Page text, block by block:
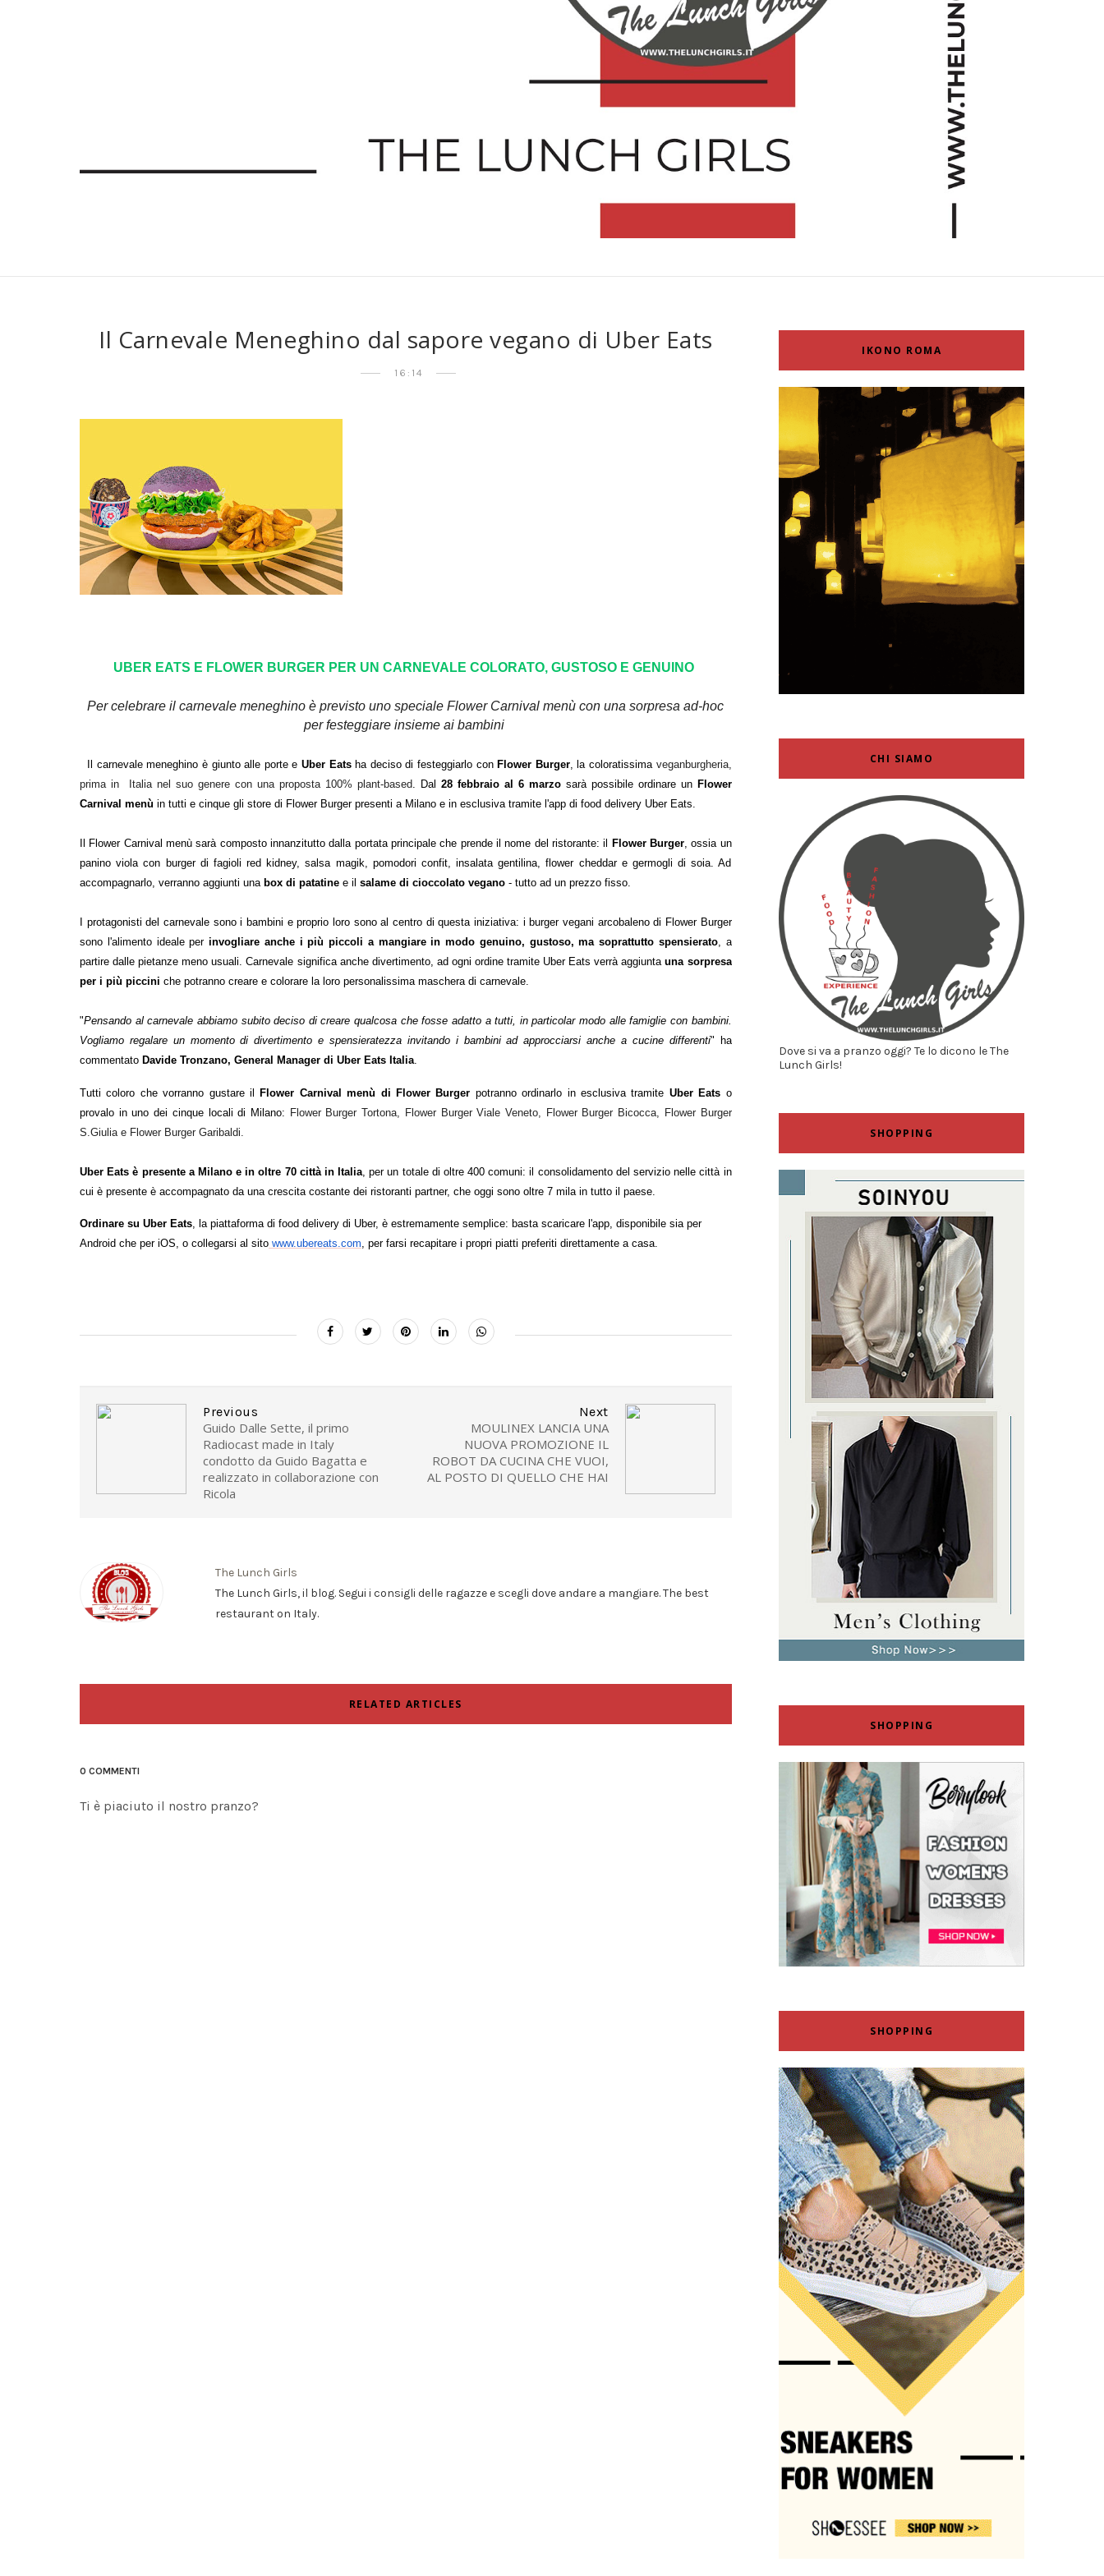
Il Carnevale Meneghino dal sapore vegano di Uber Eats
16:14
UBER EATS E FLOWER BURGER PER UN CARNEVALE COLORATO, GUSTOSO E GENUINO
Per celebrare il carnevale meneghino è previsto uno speciale Flower Carnival menù con una sorpresa ad-hoc
per festeggiare insieme ai bambini
Il carnevale meneghino è giunto alle porte e Uber Eatsha deciso di festeggiarlo con Flower Burger, la coloratissima veganburgheria,
prima in Italia nel suo genere con una proposta 100% plant-based . Dal 28 febbraio al 6 marzosarà possibile ordinare un Flower
Carnival menù in tutti e cinque gli store di Flower Burger presenti a Milano e in esclusiva tramite l'app di food delivery Uber Eats.
Il Flower Carnival menù sarà composto innanzitutto dalla portata principale che prende il nome del ristorante: il Flower Burger, ossia un
panino viola con burger di fagioli red kidney, salsa magik, pomodori confit, insalata gentilina, flower cheddar e germogli di soia. Ad
accompagnarlo, verranno aggiunti una box di patatine e il salame di cioccolato vegano - tutto ad un prezzo fisso.
I protagonisti del carnevale sono i bambini e proprio loro sono al centro di questa iniziativa: i burger vegani arcobaleno di Flower Burger
sono l'alimento ideale per invogliare anche i più piccoli a mangiare in modo genuino, gustoso, ma soprattutto spensierato, a
partire dalle pietanze meno usuali. Carnevale significa anche divertimento, ad ogni ordine tramite Uber Eats verrà aggiuntauna sorpresa
per i più piccini che potranno creare e colorare la loro personalissima maschera di carnevale.
"Pensando al carnevale abbiamo subito deciso di creare qualcosa che fosse adatto a tutti, in particolar modo alle famiglie con bambini.
Vogliamo regalare un momento di divertimento e spensieratezza invitando i bambini ad approcciarsi anche a cucine differenti" ha
commentato Davide Tronzano, General Manager di Uber Eats Italia
Tutti coloro che vorranno gustare il Flower Carnival menù di Flower Burger potranno ordinarlo in esclusiva tramite Uber Eats o
provalo in uno dei cinque locali di Milano: Flower Burger Tortona, Flower Burger Viale Veneto, Flower Burger Bicocca, Flower Burger
S.Giulia e Flower Burger Garibaldi.
Uber Eats è presente a Milano e in oltre 70 città in Italia , per un totale di oltre 400 comuni: il consolidamento del servizio nelle città in
cui è presente è accompagnato da una crescita costante dei ristoranti partner, che oggi sono oltre 7 mila in tutto il paese.
Ordinare su Uber Eats , la piattaforma di food delivery di Uber, è estremamente semplice: basta scaricare l'app, disponibile sia per
Android che per iOS, o collegarsi al sito www.ubereats.com , per farsi recapitare i propri piatti preferiti direttamente a casa.
Next
MOULINEX LANCIA UNA
NUOVA PROMOZIONE IL
ROBOT DA CUCINA CHE VUOI,
AL POSTO DI QUELLO CHE HAI
Previous
Guido Dalle Sette, il primo
Radiocast made in Italy
condotto da Guido Bagatta e
realizzato in collaborazione con
Ricola
The Lunch Girls
The Lunch Girls, il blog. Segui i consigli delle ragazze e scegli dove andare a mangiare. The best
restaurant on Italy.
RELATED ARTICLES
0 COMMENTI
Ti è piaciuto il nostro pranzo?
IKONO ROMA
CHI SIAMO
Dove si va a pranzo oggi? Te lo dicono le The
Lunch Girls!
SHOPPING
SHOPPING
SHOPPING